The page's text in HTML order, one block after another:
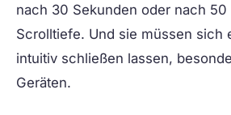
nach 30 Sekunden oder nach 50
Scrolltiefe. Und sie müssen sich
intuitiv schließen lassen,
Geräten.